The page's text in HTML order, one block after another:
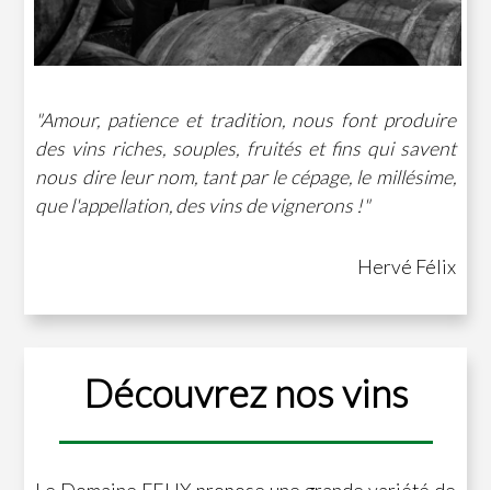
"Amour, patience et tradition, nous font produire
des vins riches, souples, fruités et fins qui savent
nous dire leur nom, tant par le cépage, le millésime,
que l'appellation, des vins de vignerons !"
Hervé Félix
Découvrez nos vins